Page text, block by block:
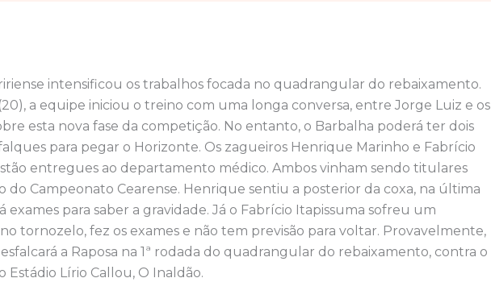
intensificou os trabalhos focada no quadrangular do rebaixamento.
a equipe iniciou o treino com uma longa conversa, entre Jorge Luiz e os
esta nova fase da competição. No entanto, o Barbalha poderá ter dois
para pegar o Horizonte. Os zagueiros Henrique Marinho e Fabrício
entregues ao departamento médico. Ambos vinham sendo titulares
do Campeonato Cearense. Henrique sentiu a posterior da coxa, na última
exames para saber a gravidade. Já o Fabrício Itapissuma sofreu um
tornozelo, fez os exames e não tem previsão para voltar. Provavelmente,
a Raposa na 1ª rodada do quadrangular do rebaixamento, contra o
Estádio Lírio Callou, O Inaldão.